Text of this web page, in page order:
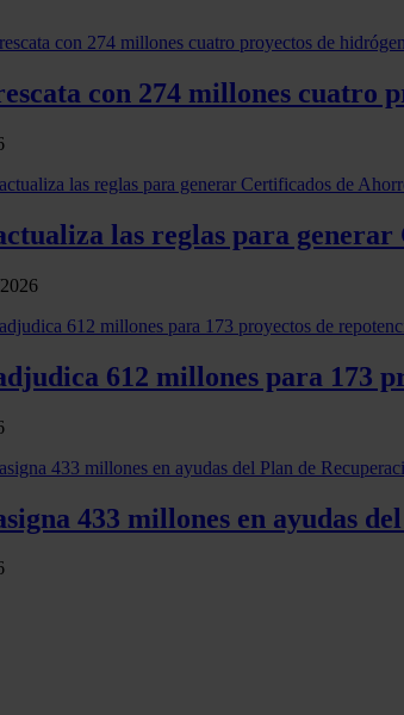
con 274 millones cuatro
las reglas para
612 millones para 173
433 millones en ayudas